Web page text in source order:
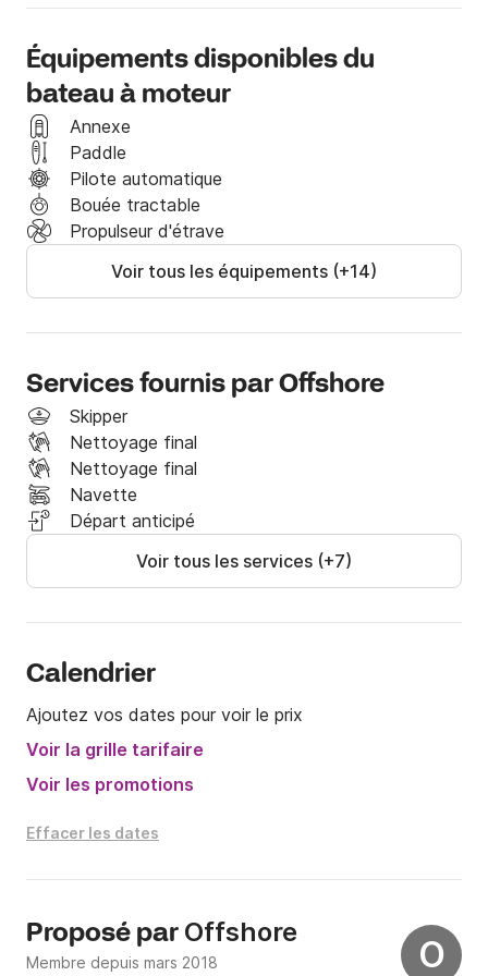
Métro / semaine 40,00 € par semaine
Équipements disponibles du
bateau à moteur
Annexe
Paddle
Pilote automatique
Bouée tractable
Propulseur d'étrave
Voir tous les équipements (+14)
Services fournis par Offshore
Skipper
Nettoyage final
Nettoyage final
Navette
Départ anticipé
Voir tous les services (+7)
Calendrier
Ajoutez vos dates pour voir le prix
Voir la grille tarifaire
Voir les promotions
Effacer les dates
O
Proposé par Offshore
Membre depuis mars 2018